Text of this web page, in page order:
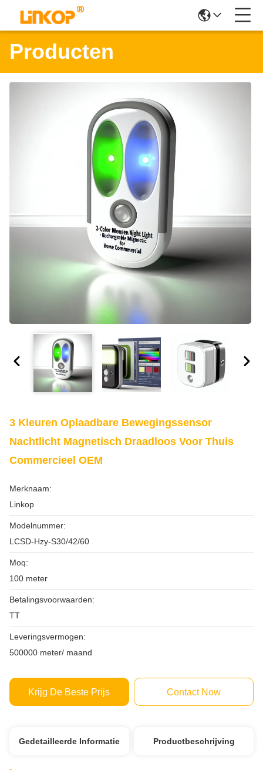
Producten
3 Kleuren Oplaadbare Bewegingssensor
Nachtlicht Magnetisch Draadloos Voor Thuis
Commercieel OEM
Merknaam:
Linkop
Modelnummer:
LCSD-Hzy-S30/42/60
Moq:
100 meter
Betalingsvoorwaarden:
TT
Leveringsvermogen:
500000 meter/ maand
Krijg De Beste Prijs Contact Now
Gedetailleerde Informatie Productbeschrijving